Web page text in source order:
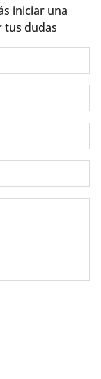
iniciar una
tus dudas